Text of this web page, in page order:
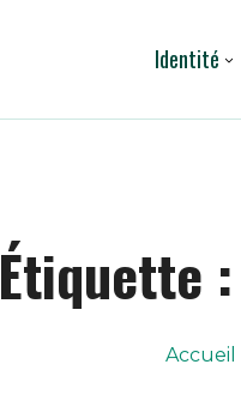
Identité
Étiquette :
Accueil